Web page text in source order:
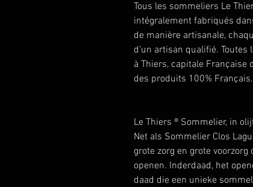
Tous les sommeliers Le
intégralement fabriqués
de manière artisanale,
d’un artisan qualifié.
à Thiers, capitale Française
des produits 100% Français.
Le Thiers ® Sommelier, in
Net als Sommelier Clos
grote zorg en grote
openen. Inderdaad, het
daad die een unieke